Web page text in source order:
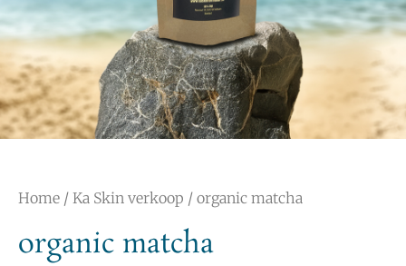
Home / Ka Skin verkoop / organic matcha
organic matcha